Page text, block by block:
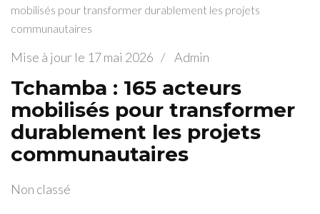
mobilisés pour transformer durablement les projets
communautaires
Mise à jour le 17 mai 2026 / Admin
Tchamba : 165 acteurs
mobilisés pour transformer
durablement les projets
communautaires
Non classé